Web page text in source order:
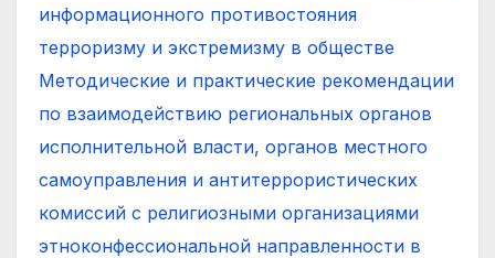
информационного противостояния
терроризму и экстремизму в обществе
Методические и практические рекомендации
по взаимодействию региональных органов
исполнительной власти, органов местного
самоуправления и антитеррористических
комиссий с религиозными организациями
этноконфессиональной направленности в